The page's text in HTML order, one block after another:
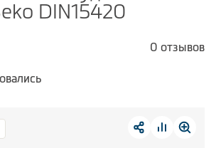
и сушильные машины
машины
техника
DIN15420
0 отзывов